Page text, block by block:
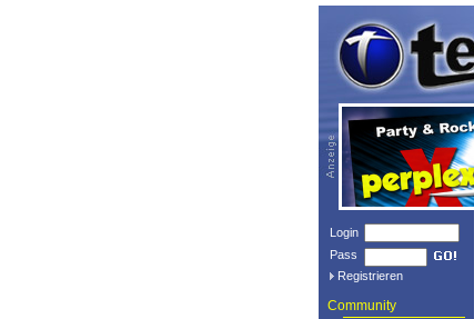
Login
Pass
Registrieren
Community